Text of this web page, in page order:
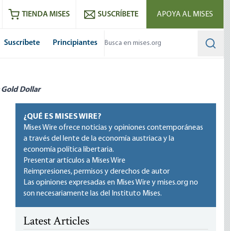
RSS feedTIENDA MISES SUSCRÍBETE APOYA AL MISES
Suscríbete Principiantes
Gold Dollar
¿QUÉ ES MISES WIRE?
Mises Wire ofrece noticias y opiniones contemporáneas
a través del lente de la economía austriaca y la
economía política libertaria.
Presentar artículos a Mises Wire
Reimpresiones, permisos y derechos de autor
Las opiniones expresadas en Mises Wire y mises.org no
son necesariamente las del Instituto Mises.
Latest Articles